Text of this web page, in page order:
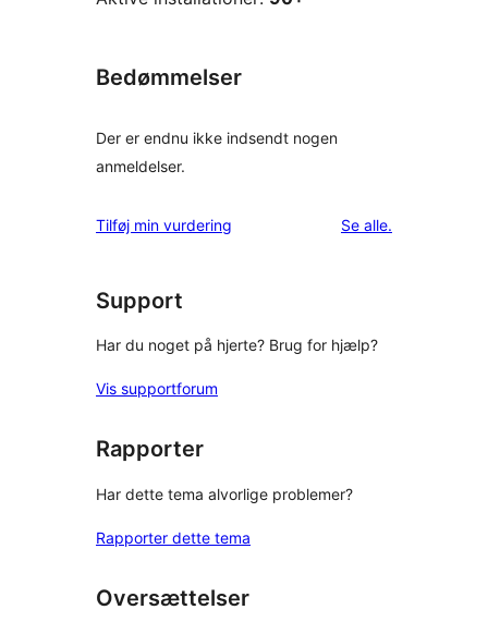
Bedømmelser
Der er endnu ikke indsendt nogen
anmeldelser.
Tilføj min vurdering Se alleanmeldelser
.
Support
Har du noget på hjerte? Brug for hjælp?
Vis supportforum
Rapporter
Har dette tema alvorlige problemer?
Rapporter dette tema
Oversættelser